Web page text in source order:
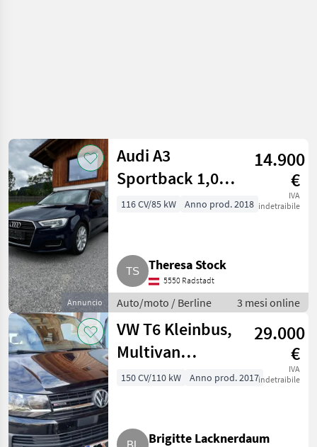
Annuncio
Audi A3
Sportback 1,0
TFSI Intense
14.900
€
IVA
indetraibile
116 CV/85 kW Anno prod. 2018
Theresa Stock
5550 Radstadt
Auto/moto / Berline 3 mesi online
VW T6 Kleinbus,
Multivan
Trendline
29.000
€
IVA
indetraibile
150 CV/110 kW Anno prod. 2017
Brigitte Lacknerdaum